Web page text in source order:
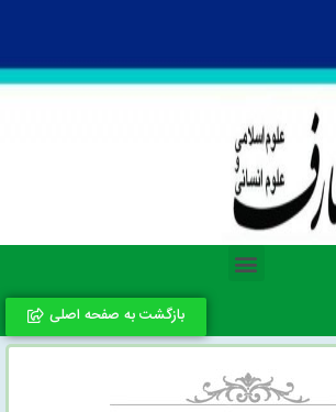
بازگشت به صفحه اصلی